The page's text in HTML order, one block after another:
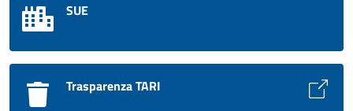
SUE
Trasparenza TARI